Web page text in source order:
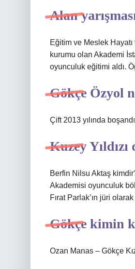
Alan
Eğitim ve Meslek
kurumu olan Akademi
oyunculuk eğitimi aldı.
Gökçe Özyol
Çift 2013 yılında
Kuzey
Berfin Nilsu Aktaş
Akademisi oyunculuk
Fırat Parlak’ın jüri
Gökçe kimin
Ozan Manas – Gökçe